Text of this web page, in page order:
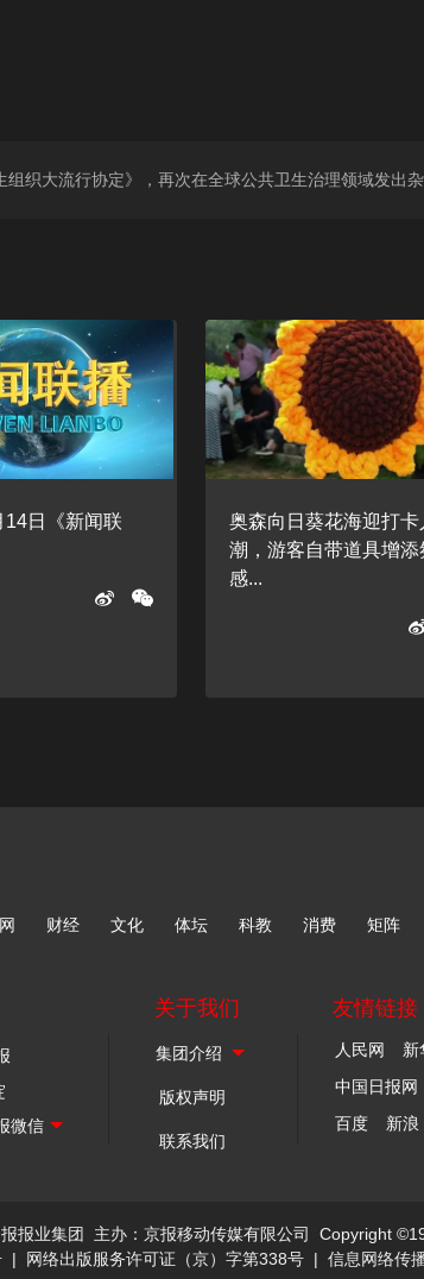
织大流行协定》，再次在全球公共卫生治理领域发出杂
14日《新闻联
奥森向日葵花海迎打卡
潮，游客自带道具增添
感...
财经 文化 体坛 科教 消费 矩阵
关于我们
版权声明
联系我们
友情链接
人民网 新
中国日报网
百度
新浪
报业集团 主办：京报移动传媒有限公司
Copyright
| 网络出版服务许可证（京）字第338号 | 信息网络传